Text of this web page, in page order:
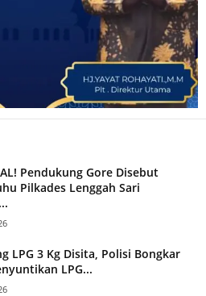
Pendukung Gore Disebut
Pilkades Lenggah Sari
LPG 3 Kg Disita, Polisi Bongkar
LPG...